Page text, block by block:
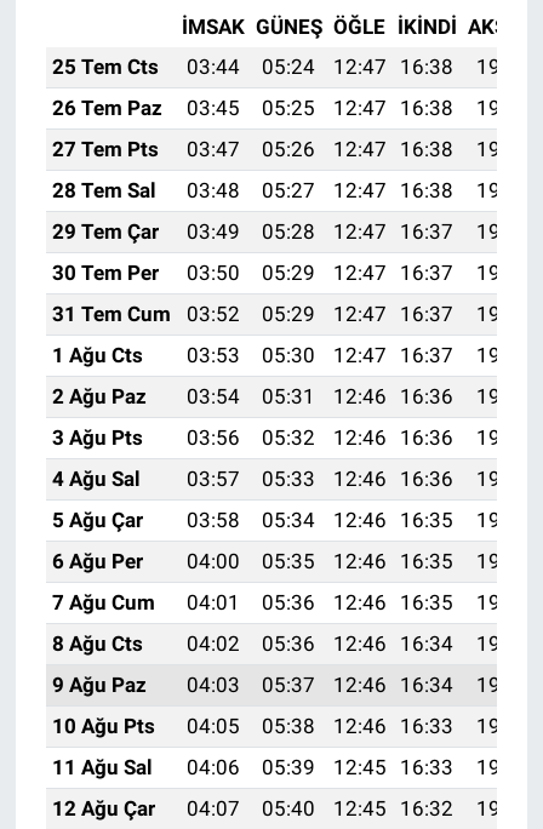
İMSAK GÜNEŞ ÖĞLE İKINDI AKŞAM
25 Tem Cts
03:44 05:24 12:47 16:38
19:59
26 Tem Paz
03:45 05:25 12:47 16:38
19:58
27 Tem Pts
03:47 05:26 12:47 16:38
19:57
28 Tem Sal
03:48 05:27 12:47 16:38
19:57
29 Tem Çar
03:49 05:28 12:47 16:37
19:56
30 Tem Per
03:50 05:29 12:47 16:37
19:55
31 Tem Cum
03:52 05:29 12:47 16:37
19:54
1 Ağu Cts
03:53 05:30 12:47 16:37
19:53
2 Ağu Paz
03:54 05:31 12:46 16:36
19:52
3 Ağu Pts
03:56 05:32 12:46 16:36
19:51
4 Ağu Sal
03:57 05:33 12:46 16:36
19:50
5 Ağu Çar
03:58 05:34 12:46 16:35
19:49
6 Ağu Per
04:00 05:35 12:46 16:35
19:48
7 Ağu Cum
04:01 05:36 12:46 16:35
19:47
8 Ağu Cts
04:02 05:36 12:46 16:34
19:45
9 Ağu Paz
04:03 05:37 12:46 16:34
19:44
10 Ağu Pts
04:05 05:38 12:46 16:33
19:43
11 Ağu Sal
04:06 05:39 12:45 16:33
19:42
12 Ağu Çar
04:07 05:40 12:45 16:32
19:41